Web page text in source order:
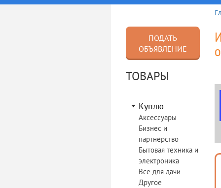
Услуги
ПОДАТЬ
ОБЪЯВЛЕНИЕ
ТОВАРЫ
Куплю
Аксессуары
Бизнес и
партнёрство
Бытовая техника и
электроника
Все для дачи
Другое